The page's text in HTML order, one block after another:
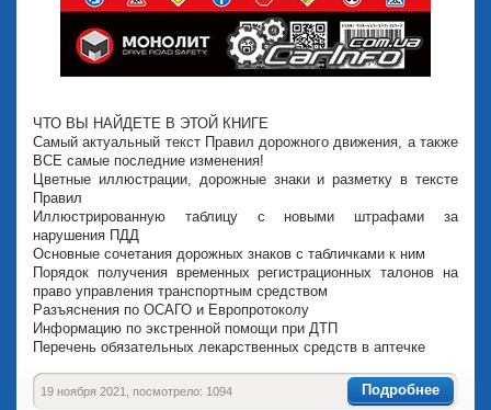
ЧТО ВЫ НАЙДЕТЕ В ЭТОЙ КНИГЕ
Самый актуальный текст Правил дорожного движения, а также
ВСЕ самые последние изменения!
Цветные иллюстрации, дорожные знаки и разметку в тексте
Правил
Иллюстрированную таблицу с новыми штрафами за
нарушения ПДД
Основные сочетания дорожных знаков с табличками к ним
Порядок получения временных регистрационных талонов на
право управления транспортным средством
Разъяснения по ОСАГО и Европротоколу
Информацию по экстренной помощи при ДТП
Перечень обязательных лекарственных средств в аптечке
Подробнее
19 ноября 2021, посмотрело: 1094